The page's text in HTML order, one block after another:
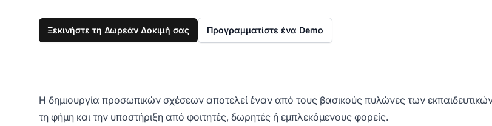
Ξεκινήστε τη Δωρεάν Δοκιμή σας Προγραμματίστε ένα Demo
Η δημιουργία προσωπικών σχέσεων αποτελεί έναν από τους βασικούς πυλώνες των
τη φήμη και την υποστήριξη από φοιτητές, δωρητές ή εμπλεκόμενους φορείς.